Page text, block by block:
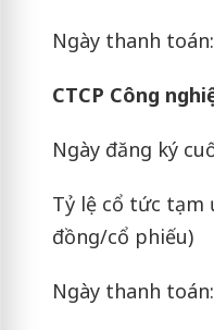
Ngày thanh
CTCP Công
Ngày đăng ký
Tỷ lệ cổ tức tạm
đồng/cổ phiếu)
Ngày thanh